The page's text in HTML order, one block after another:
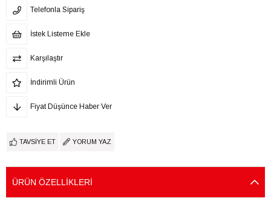
Telefonla Sipariş
İstek Listeme Ekle
Karşılaştır
İndirimli Ürün
Fiyat Düşünce Haber Ver
TAVSIYE ET YORUM YAZ
ÜRÜN ÖZELLIKLERI